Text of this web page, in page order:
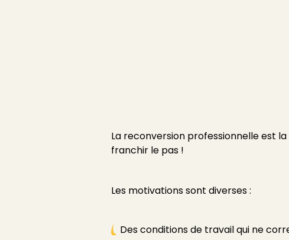
La reconversion professionnelle est
franchir le pas !
Les motivations sont diverses :
Des conditions de travail qui ne